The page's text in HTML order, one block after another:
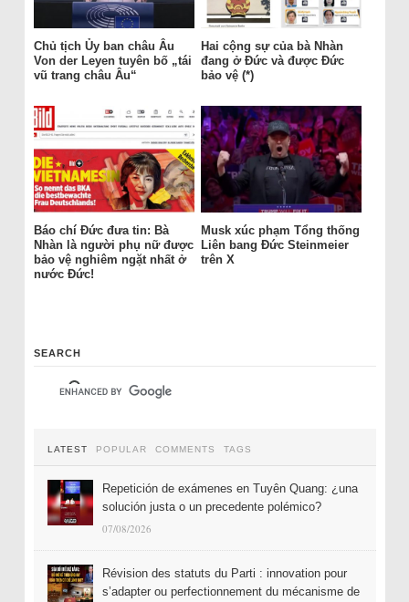
Chủ tịch Ủy ban châu Âu
Von der Leyen tuyên bố „tái
vũ trang châu Âu“
Hai cộng sự của bà Nhàn
đang ở Đức và được Đức
bảo vệ (*)
Báo chí Đức đưa tin: Bà
Nhàn là người phụ nữ được
bảo vệ nghiêm ngặt nhất ở
nước Đức!
Musk xúc phạm Tổng thống
Liên bang Đức Steinmeier
trên X
SEARCH
LATEST POPULAR COMMENTS TAGS
Repetición de exámenes en Tuyên Quang: ¿una
solución justa o un precedente polémico?
07/08/2026
Révision des statuts du Parti : innovation pour
s’adapter ou perfectionnement du mécanisme de